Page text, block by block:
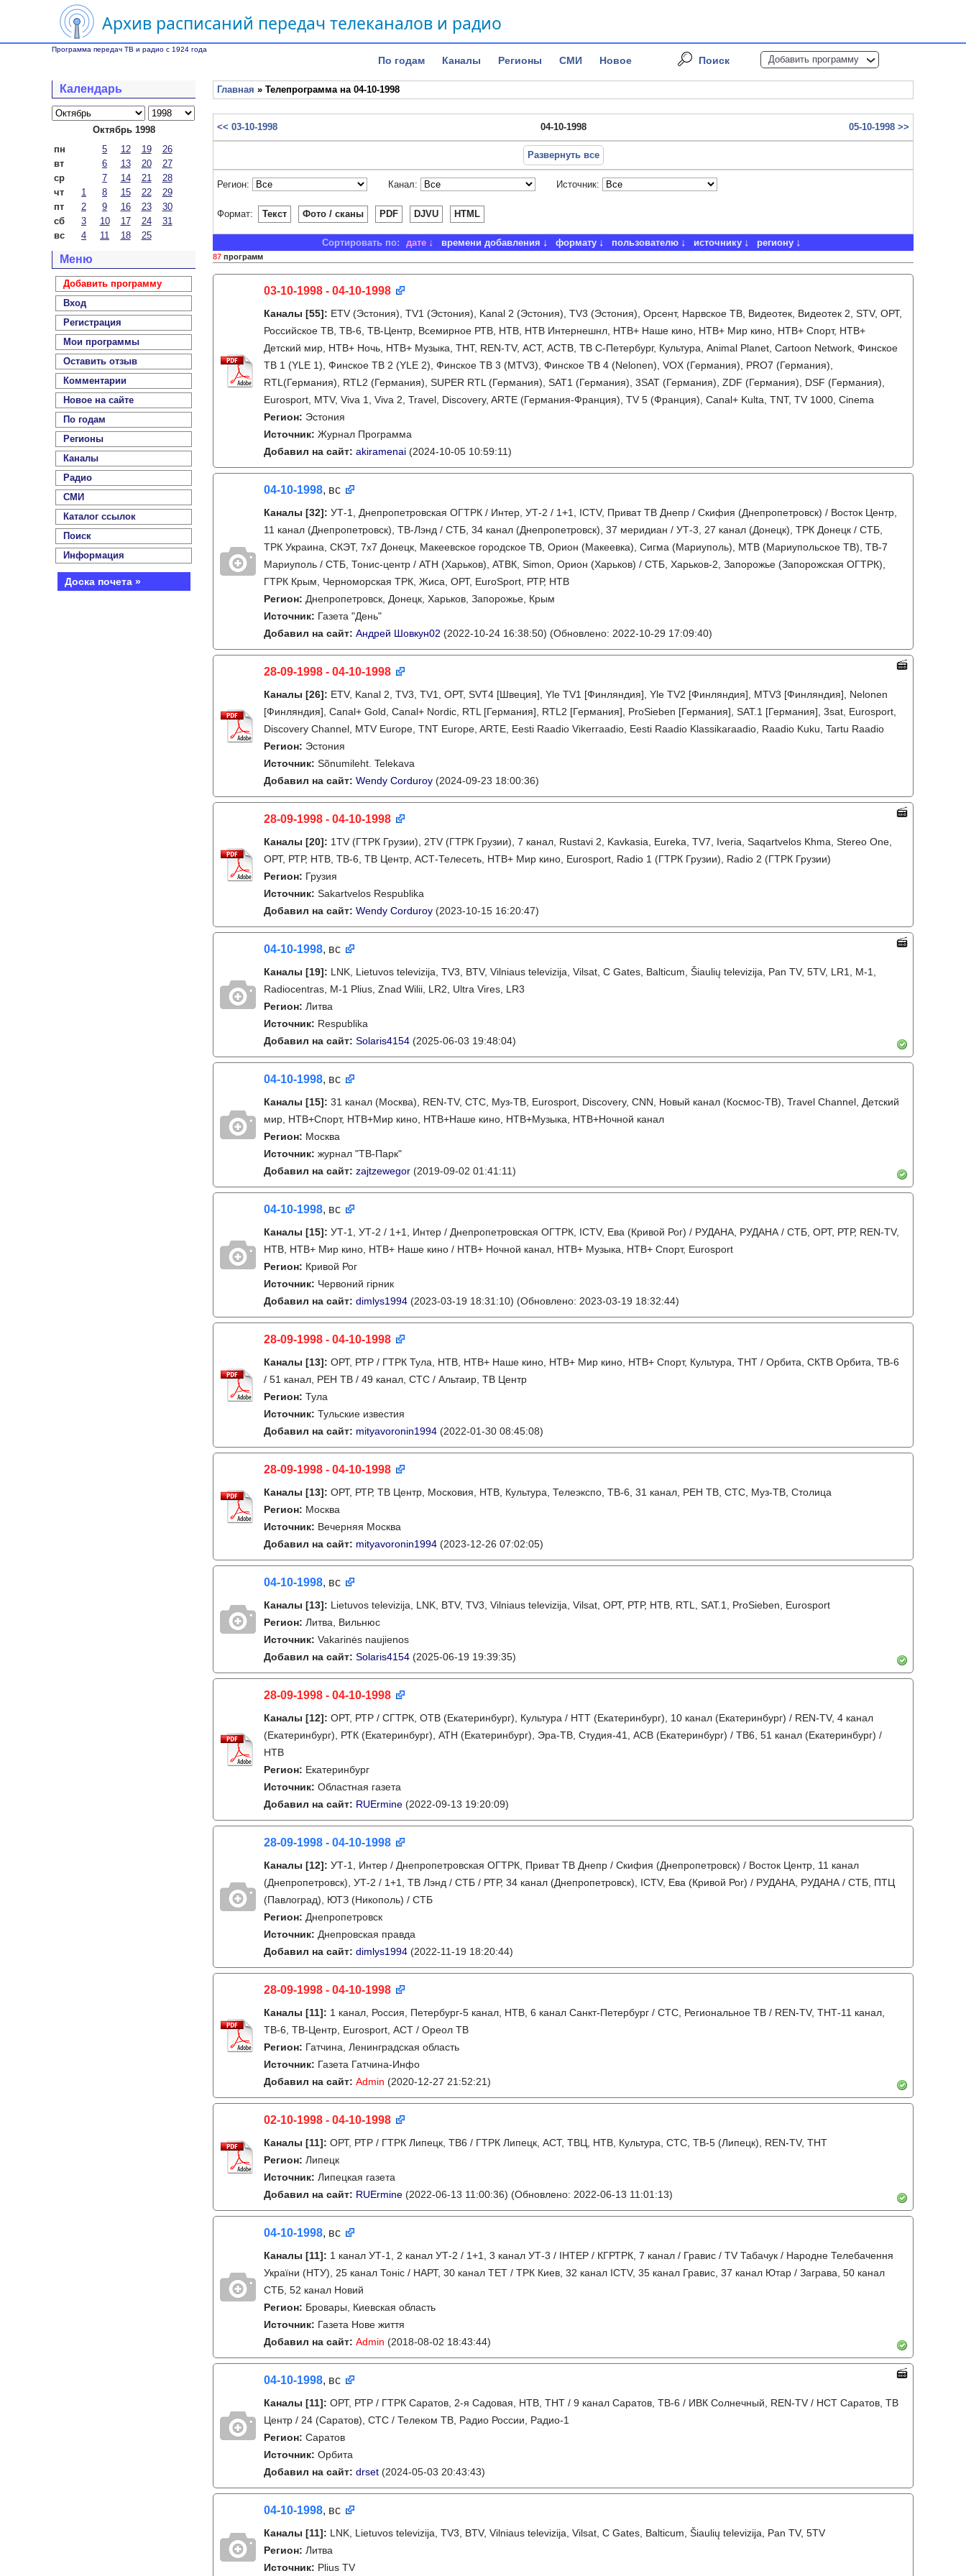
Архив расписаний передач телеканалов и радио
Программа передач ТВ и радио с 1924 года
По годам Каналы Регионы СМИ Новое Поиск Добавить программу
Календарь
Октябрь 1998
пн
5 12 19
26
вт
6 13 20
27
ср
7 14 21
28
чт
1 8 15 22
29
пт
2 9 16 23
30
сб
3 10 17 24
31
вс
4 11 18 25
Меню
Добавить программу
Вход
Регистрация
Мои программы
Оставить отзыв
Комментарии
Новое на сайте
По годам
Регионы
Каналы
Радио
СМИ
Каталог ссылок
Поиск
Информация
Доска почета »
Главная » Телепрограмма на 04-10-1998
<< 03-10-1998 04-10-1998 05-10-1998 >>
Развернуть все
Регион: Канал: Источник:
Формат: Текст Фото / сканы PDF DJVU HTML
Сортировать по: дате времени добавления формату пользователю источнику региону
87 программ
03-10-1998 - 04-10-1998
Каналы [55]: ETV (Эстония), TV1 (Эстония), Kanal 2 (Эстония), TV3 (Эстония), Орсент, Нарвское ТВ, Видеотек, Видеотек 2, STV, ОРТ,
Российское ТВ, ТВ-6, ТВ-Центр, Всемирное РТВ, НТВ, НТВ Интернешнл, НТВ+ Наше кино, НТВ+ Мир кино, НТВ+ Спорт, НТВ+
Детский мир, НТВ+ Ночь, НТВ+ Музыка, ТНТ, REN-TV, АСТ, АСТВ, ТВ С-Петербург, Культура, Animal Planet, Cartoon Network, Финское
ТВ 1 (YLE 1), Финское ТВ 2 (YLE 2), Финское ТВ 3 (MTV3), Финское ТВ 4 (Nelonen), VOX (Германия), PRO7 (Германия),
RTL(Германия), RTL2 (Германия), SUPER RTL (Германия), SAT1 (Германия), 3SAT (Германия), ZDF (Германия), DSF (Германия),
Eurosport, MTV, Viva 1, Viva 2, Travel, Discovery, ARTE (Германия-Франция), TV 5 (Франция), Canal+ Kulta, TNT, TV 1000, Cinema
Регион: Эстония
Источник: Журнал Программа
Добавил на сайт: akiramenai (2024-10-05 10:59:11)
04-10-1998, вс
Каналы [32]: УТ-1, Днепропетровская ОГТРК / Интер, УТ-2 / 1+1, ICTV, Приват ТВ Днепр / Скифия (Днепропетровск) / Восток Центр,
11 канал (Днепропетровск), ТВ-Лэнд / СТБ, 34 канал (Днепропетровск), 37 меридиан / УТ-3, 27 канал (Донецк), ТРК Донецк / СТБ,
ТРК Украина, СКЭТ, 7х7 Донецк, Макеевское городское ТВ, Орион (Макеевка), Сигма (Мариуполь), МТВ (Мариупольское ТВ), ТВ-7
Мариуполь / СТБ, Тонис-центр / АТН (Харьков), АТВК, Simon, Орион (Харьков) / СТБ, Харьков-2, Запорожье (Запорожская ОГТРК),
ГТРК Крым, Черноморская ТРК, Жиса, ОРТ, EuroSport, РТР, НТВ
Регион: Днепропетровск, Донецк, Харьков, Запорожье, Крым
Источник: Газета "День"
Добавил на сайт: Андрей Шовкун02 (2022-10-24 16:38:50) (Обновлено: 2022-10-29 17:09:40)
28-09-1998 - 04-10-1998
Каналы [26]: ETV, Kanal 2, TV3, TV1, ОРТ, SVT4 [Швеция], Yle TV1 [Финляндия], Yle TV2 [Финляндия], MTV3 [Финляндия], Nelonen
[Финляндия], Canal+ Gold, Canal+ Nordic, RTL [Германия], RTL2 [Германия], ProSieben [Германия], SAT.1 [Германия], 3sat, Eurosport,
Discovery Channel, MTV Europe, TNT Europe, ARTE, Eesti Raadio Vikerraadio, Eesti Raadio Klassikaraadio, Raadio Kuku, Tartu Raadio
Регион: Эстония
Источник: Sõnumileht. Telekava
Добавил на сайт: Wendy Corduroy (2024-09-23 18:00:36)
28-09-1998 - 04-10-1998
Каналы [20]: 1TV (ГТРК Грузии), 2TV (ГТРК Грузии), 7 канал, Rustavi 2, Kavkasia, Eureka, TV7, Iveria, Saqartvelos Khma, Stereo One,
ОРТ, РТР, НТВ, ТВ-6, ТВ Центр, АСТ-Телесеть, НТВ+ Мир кино, Eurosport, Radio 1 (ГТРК Грузии), Radio 2 (ГТРК Грузии)
Регион: Грузия
Источник: Sakartvelos Respublika
Добавил на сайт: Wendy Corduroy (2023-10-15 16:20:47)
04-10-1998, вс
Каналы [19]: LNK, Lietuvos televizija, TV3, BTV, Vilniaus televizija, Vilsat, C Gates, Balticum, Šiaulių televizija, Pan TV, 5TV, LR1, M-1,
Radiocentras, M-1 Plius, Znad Wilii, LR2, Ultra Vires, LR3
Регион: Литва
Источник: Respublika
Добавил на сайт: Solaris4154 (2025-06-03 19:48:04)
04-10-1998, вс
Каналы [15]: 31 канал (Москва), REN-TV, СТС, Муз-ТВ, Eurosport, Discovery, CNN, Новый канал (Космос-ТВ), Travel Channel, Детский
мир, НТВ+Спорт, НТВ+Мир кино, НТВ+Наше кино, НТВ+Музыка, НТВ+Ночной канал
Регион: Москва
Источник: журнал "ТВ-Парк"
Добавил на сайт: zajtzewegor (2019-09-02 01:41:11)
04-10-1998, вс
Каналы [15]: УТ-1, УТ-2 / 1+1, Интер / Днепропетровская ОГТРК, ICTV, Ева (Кривой Рог) / РУДАНА, РУДАНА / СТБ, ОРТ, РТР, REN-TV,
НТВ, НТВ+ Мир кино, НТВ+ Наше кино / НТВ+ Ночной канал, НТВ+ Музыка, НТВ+ Спорт, Eurosport
Регион: Кривой Рог
Источник: Червоний гірник
Добавил на сайт: dimlys1994 (2023-03-19 18:31:10) (Обновлено: 2023-03-19 18:32:44)
28-09-1998 - 04-10-1998
Каналы [13]: ОРТ, РТР / ГТРК Тула, НТВ, НТВ+ Наше кино, НТВ+ Мир кино, НТВ+ Спорт, Культура, ТНТ / Орбита, СКТВ Орбита, ТВ-6
/ 51 канал, РЕН ТВ / 49 канал, СТС / Альтаир, ТВ Центр
Регион: Тула
Источник: Тульские известия
Добавил на сайт: mityavoronin1994 (2022-01-30 08:45:08)
28-09-1998 - 04-10-1998
Каналы [13]: ОРТ, РТР, ТВ Центр, Московия, НТВ, Культура, Телеэкспо, ТВ-6, 31 канал, РЕН ТВ, СТС, Муз-ТВ, Столица
Регион: Москва
Источник: Вечерняя Москва
Добавил на сайт: mityavoronin1994 (2023-12-26 07:02:05)
04-10-1998, вс
Каналы [13]: Lietuvos televizija, LNK, BTV, TV3, Vilniaus televizija, Vilsat, ОРТ, РТР, НТВ, RTL, SAT.1, ProSieben, Eurosport
Регион: Литва, Вильнюс
Источник: Vakarinės naujienos
Добавил на сайт: Solaris4154 (2025-06-19 19:39:35)
28-09-1998 - 04-10-1998
Каналы [12]: ОРТ, РТР / СГТРК, ОТВ (Екатеринбург), Культура / НТТ (Екатеринбург), 10 канал (Екатеринбург) / REN-TV, 4 канал
(Екатеринбург), РТК (Екатеринбург), АТН (Екатеринбург), Эра-ТВ, Студия-41, АСВ (Екатеринбург) / ТВ6, 51 канал (Екатеринбург) /
НТВ
Регион: Екатеринбург
Источник: Областная газета
Добавил на сайт: RUErmine (2022-09-13 19:20:09)
28-09-1998 - 04-10-1998
Каналы [12]: УТ-1, Интер / Днепропетровская ОГТРК, Приват ТВ Днепр / Скифия (Днепропетровск) / Восток Центр, 11 канал
(Днепропетровск), УТ-2 / 1+1, ТВ Лэнд / СТБ / РТР, 34 канал (Днепропетровск), ICTV, Ева (Кривой Рог) / РУДАНА, РУДАНА / СТБ, ПТЦ
(Павлоград), ЮТЗ (Никополь) / СТБ
Регион: Днепропетровск
Источник: Днепровская правда
Добавил на сайт: dimlys1994 (2022-11-19 18:20:44)
28-09-1998 - 04-10-1998
Каналы [11]: 1 канал, Россия, Петербург-5 канал, НТВ, 6 канал Санкт-Петербург / СТС, Региональное ТВ / REN-TV, ТНТ-11 канал,
ТВ-6, ТВ-Центр, Eurosport, АСТ / Ореол ТВ
Регион: Гатчина, Ленинградская область
Источник: Газета Гатчина-Инфо
Добавил на сайт: Admin (2020-12-27 21:52:21)
02-10-1998 - 04-10-1998
Каналы [11]: ОРТ, РТР / ГТРК Липецк, ТВ6 / ГТРК Липецк, АСТ, ТВЦ, НТВ, Культура, СТС, ТВ-5 (Липецк), REN-TV, ТНТ
Регион: Липецк
Источник: Липецкая газета
Добавил на сайт: RUErmine (2022-06-13 11:00:36) (Обновлено: 2022-06-13 11:01:13)
04-10-1998, вс
Каналы [11]: 1 канал УТ-1, 2 канал УТ-2 / 1+1, 3 канал УТ-3 / IНТЕР / КГРТРК, 7 канал / Гравис / TV Табачук / Народне Телебачення
України (НТУ), 25 канал Тонiс / НАРТ, 30 канал ТЕТ / ТРК Киев, 32 канал ICTV, 35 канал Гравис, 37 канал Ютар / Заграва, 50 канал
СТБ, 52 канал Новий
Регион: Бровары, Киевская область
Источник: Газета Нове життя
Добавил на сайт: Admin (2018-08-02 18:43:44)
04-10-1998, вс
Каналы [11]: ОРТ, РТР / ГТРК Саратов, 2-я Садовая, НТВ, ТНТ / 9 канал Саратов, ТВ-6 / ИВК Солнечный, REN-TV / НСТ Саратов, ТВ
Центр / 24 (Саратов), СТС / Телеком ТВ, Радио России, Радио-1
Регион: Саратов
Источник: Орбита
Добавил на сайт: drset (2024-05-03 20:43:43)
04-10-1998, вс
Каналы [11]: LNK, Lietuvos televizija, TV3, BTV, Vilniaus televizija, Vilsat, C Gates, Balticum, Šiaulių televizija, Pan TV, 5TV
Регион: Литва
Источник: Plius TV